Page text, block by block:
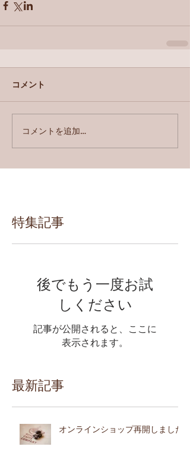
コメント
コメントを追加…
特集記事
後でもう一度お試
しください
記事が公開されると、ここに
表示されます。
最新記事
オンラインショップ再開しました